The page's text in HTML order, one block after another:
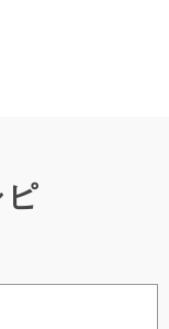
ピ